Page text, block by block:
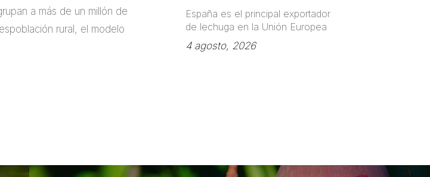
a más de un millón de
rural, el modelo
España es el principal exportador
de lechuga en la Unión Europea
4 agosto, 2026